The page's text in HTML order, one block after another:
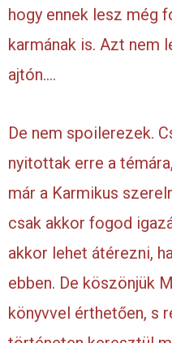
hogy ennek lesz még
karmának is. Azt nem
ajtón….
De nem spoilerezek.
nyitottak erre a
már a Karmikus
csak akkor fogod
akkor lehet átérezni,
ebben. De köszönjük
könyvvel érthetően, s